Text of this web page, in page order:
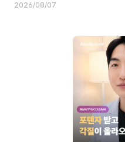
2026/08/07